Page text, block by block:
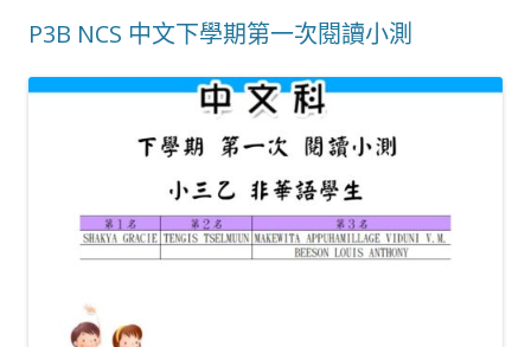
P3B NCS 中文下學期第一次閱讀小測